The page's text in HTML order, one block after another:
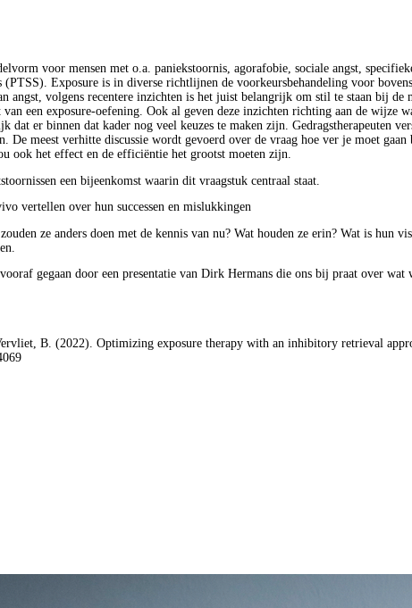
voor mensen met o.a. paniekstoornis, agorafobie, sociale angst,
Exposure is in diverse richtlijnen de voorkeursbehandeling voor
angst, volgens recentere inzichten is het juist belangrijk om stil te staan bij de
een exposure-oefening. Ook al geven deze inzichten richting aan de wijze
er binnen dat kader nog veel keuzes te maken zijn. Gedragstherapeuten
De meest verhitte discussie wordt gevoerd over de vraag hoe ver je moet
ook het effect en de efficiëntie het grootst moeten zijn.
een bijeenkomst waarin dit vraagstuk centraal staat.
vertellen over hun successen en mislukkingen
ze anders doen met de kennis van nu? Wat houden ze erin? Wat is hun
gegaan door een presentatie van Dirk Hermans die ons bij praat over
B. (2022). Optimizing exposure therapy with an inhibitory retrieval